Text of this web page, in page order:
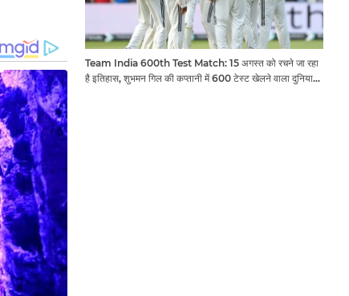
Team India 600th Test Match: 15 अगस्त को रचने जा रहा
है इतिहास, शुभमन गिल की कप्तानी में 600 टेस्ट खेलने वाला दुनिया